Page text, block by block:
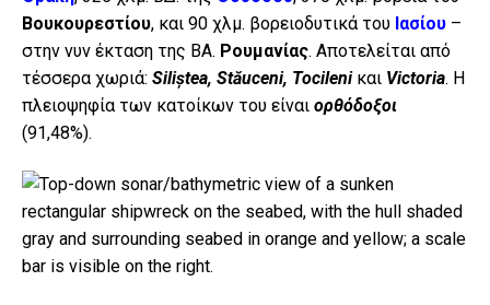
Βουκουρεστίου, και 90 χλμ. βορειοδυτικά του Ιασίου –
στην νυν έκταση της ΒΑ. Ρουμανίας. Αποτελείται από
τέσσερα χωριά: Siliștea, Stăuceni, Tocileniκαι Victoria. Η
πλειοψηφία των κατοίκων του είναι ορθόδοξοι
(91,48%).